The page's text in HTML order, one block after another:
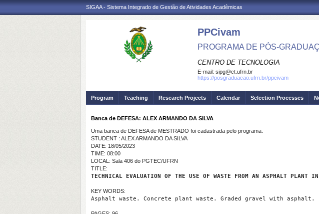
SIGAA - Sistema Integrado de Gestão de Atividades Acadêmicas
PPCivam
PROGRAMA DE PÓS-
CENTRO DE TECNOLOGIA
E-mail: sipg@ct.ufrn.br
https://posgraduacao.ufrn.br/ppcivam
Program Teaching Research Projects Calendar Selection Processes
Banca de DEFESA: ALEX ARMANDO DA SILVA
Uma banca de DEFESA de MESTRADO foi cadastrada pelo programa.
STUDENT : ALEX ARMANDO DA SILVA
DATE: 18/05/2023
TIME: 08:00
LOCAL: Sala 406 do PGTEC/UFRN
TITLE:
TECHNICAL EVALUATION OF THE USE OF WASTE FROM AN ASPHALT PLANT IN
KEY WORDS:
Asphalt waste. Concrete plant waste. Graded gravel with asphalt.